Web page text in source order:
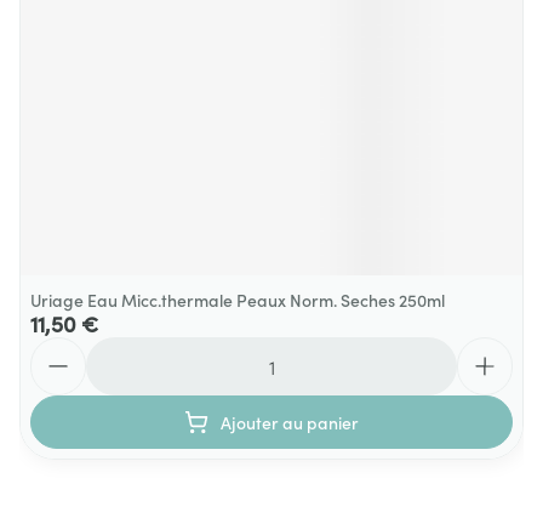
Uriage Eau Micc.thermale Peaux Norm. Seches 250ml
11,50 €
Ajouter au panier